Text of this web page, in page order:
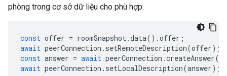
phòng trong cơ sở dữ liệu cho phù hợp.
const offer = roomSnapshot.data().offer ;
await peerConnection . setRemoteDescription(offer);
const answer = await peerConnection .createAnswer
await peerConnection . setLocalDescription(answer);